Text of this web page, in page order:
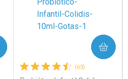
(63)
COMPRAR